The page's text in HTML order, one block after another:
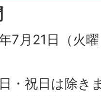
7月21日（火
・祝日は除き